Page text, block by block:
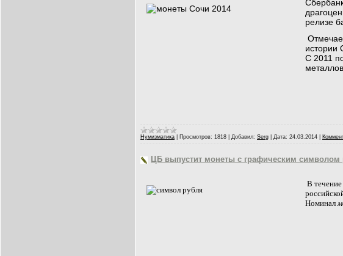
релизе
истории
С 2011
Нумизматика Просмотров: 1818 Добавил: Serg Дата: 24.03.2014
ЦБ выпустит монеты с графическим символом
В
Номинал